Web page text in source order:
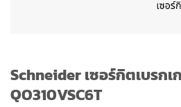
Schneider เซอร์กิตเบรกเ
QO310VSC6T